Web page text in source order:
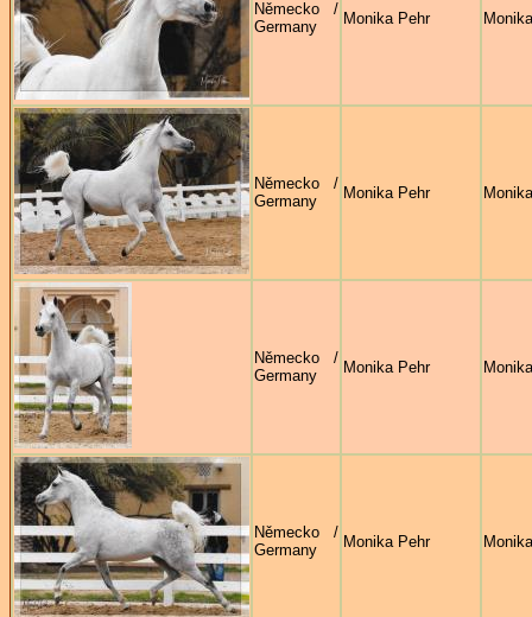
Německo /
Germany
Monika Pehr
Německo /
Germany
Monika Pehr
Německo /
Germany
Monika Pehr
Německo /
Germany
Monika Pehr